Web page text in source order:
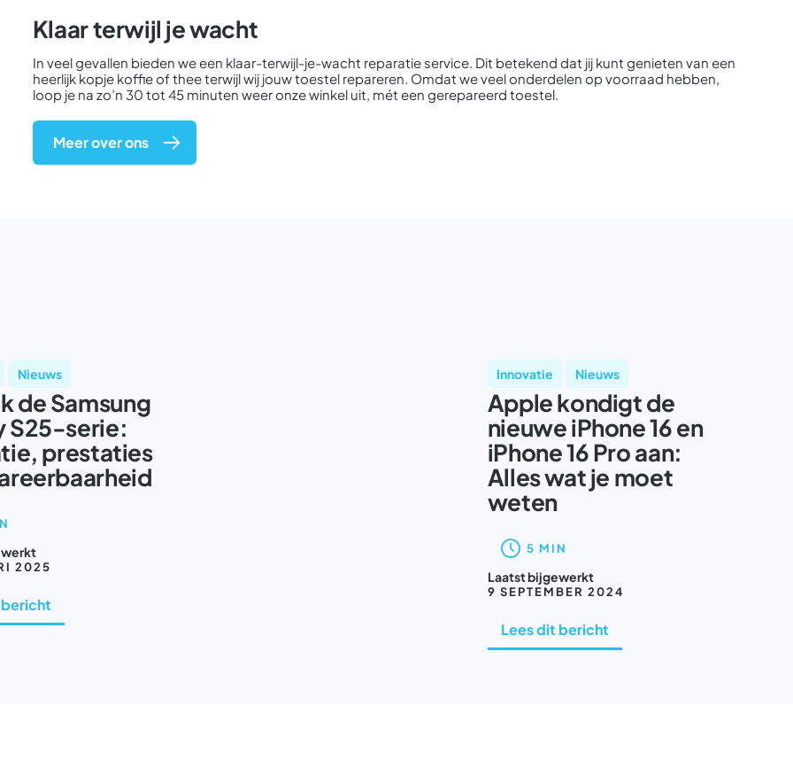
Klaar terwijl je wacht
In veel gevallen bieden we een klaar-terwijl-je-wacht reparatie service. Dit betekend dat jij kunt genieten van een
heerlijk kopje koffie of thee terwijl wij jouw toestel repareren. Omdat we veel onderdelen op voorraad hebben,
loop je na zo’n 30 tot 45 minuten weer onze winkel uit, mét een gerepareerd toestel.
Meer over ons
Nieuws
de Samsung
S25-serie:
prestaties
2025
Innovatie Nieuws
Apple kondigt de
nieuwe iPhone 16 en
iPhone 16 Pro aan:
Alles wat je moet
weten
5 MIN
Laatst bijgewerkt
9 SEPTEMBER 2024
Lees dit bericht